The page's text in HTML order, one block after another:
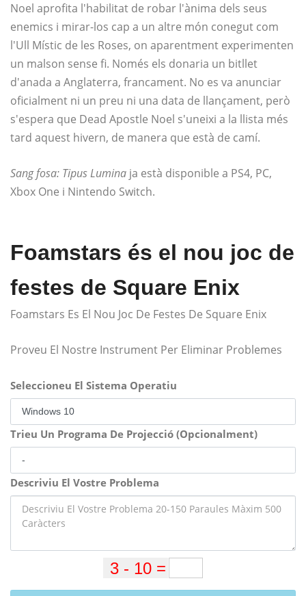
Noel aprofita l'habilitat de robar l'ànima dels seus
enemics i mirar-los cap a un altre món conegut com
l'Ull Místic de les Roses, on aparentment experimenten
un malson sense fi. Només els donaria un bitllet
d'anada a Anglaterra, francament. No es va anunciar
oficialment ni un preu ni una data de llançament, però
s'espera que Dead Apostle Noel s'uneixi a la llista més
tard aquest hivern, de manera que està de camí.
Sang fosa: Tipus Lumina ja està disponible a PS4, PC,
Xbox One i Nintendo Switch.
Foamstars és el nou joc de
festes de Square Enix
Foamstars Es El Nou Joc De Festes De Square Enix
Proveu El Nostre Instrument Per Eliminar Problemes
Seleccioneu El Sistema Operatiu
Trieu Un Programa De Projecció (Opcionalment)
Descriviu El Vostre Problema